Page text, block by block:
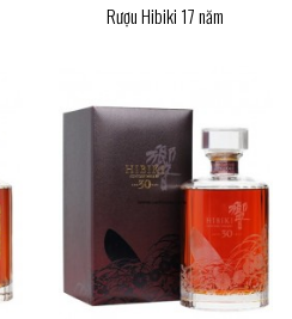
Rượu Hibiki 17 năm